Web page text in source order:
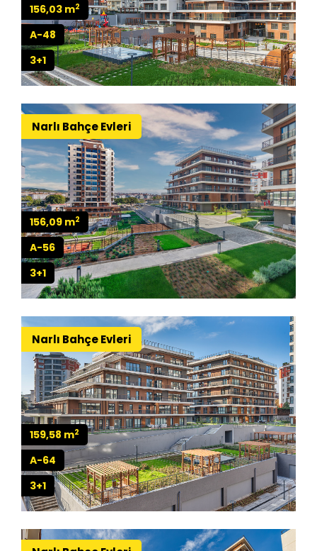
156,03 m2
A-48
3+1
Narlı Bahçe Evleri
156,09 m2
A-56
3+1
Narlı Bahçe Evleri
159,58 m2
A-64
3+1